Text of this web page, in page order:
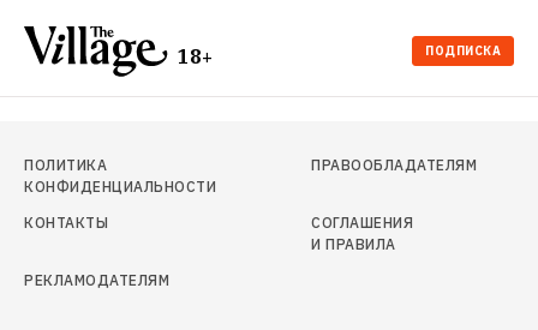
18+ ПОДПИСКА
ПОЛИТИКА
КОНФИДЕНЦИАЛЬНОСТИ
ПРАВООБЛАДАТЕЛЯМ
КОНТАКТЫ
СОГЛАШЕНИЯ
И ПРАВИЛА
РЕКЛАМОДАТЕЛЯМ